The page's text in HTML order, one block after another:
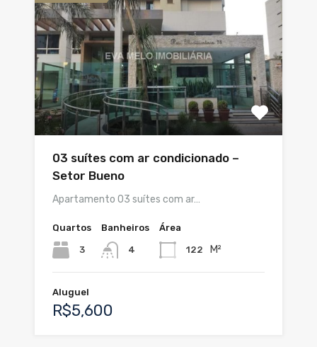
03 suítes com ar condicionado –
Setor Bueno
Apartamento 03 suítes com ar…
Quartos
3
Banheiros
4
Área
122 M²
Aluguel
R$5,600